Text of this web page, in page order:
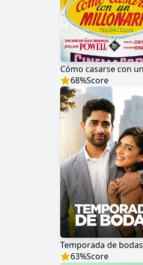
68%Score
Temporada de bodas
63%Score